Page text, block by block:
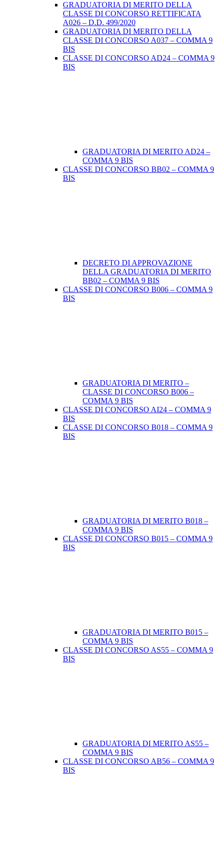
GRADUATORIA DI MERITO DELLA
CLASSE DI CONCORSO RETTIFICATA
A026 – D.D. 499/2020
GRADUATORIA DI MERITO DELLA
CLASSE DI CONCORSO A037 – COMMA 9
BIS
CLASSE DI CONCORSO AD24 – COMMA 9
BIS
GRADUATORIA DI MERITO AD24 –
COMMA 9 BIS
CLASSE DI CONCORSO BB02 – COMMA 9
BIS
DECRETO DI APPROVAZIONE
DELLA GRADUATORIA DI MERITO
BB02 – COMMA 9 BIS
CLASSE DI CONCORSO B006 – COMMA 9
BIS
GRADUATORIA DI MERITO –
CLASSE DI CONCORSO B006 –
COMMA 9 BIS
CLASSE DI CONCORSO AI24 – COMMA 9
BIS
CLASSE DI CONCORSO B018 – COMMA 9
BIS
GRADUATORIA DI MERITO B018 –
COMMA 9 BIS
CLASSE DI CONCORSO B015 – COMMA 9
BIS
GRADUATORIA DI MERITO B015 –
COMMA 9 BIS
CLASSE DI CONCORSO AS55 – COMMA 9
BIS
GRADUATORIA DI MERITO AS55 –
COMMA 9 BIS
CLASSE DI CONCORSO AB56 – COMMA 9
BIS